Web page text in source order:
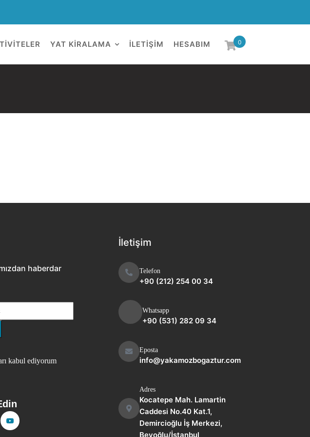
0
YAT KİRALAMA İLETIŞIM HESABIM
haberdar
kabul ediyorum
İletişim
Telefon
+90 (212) 254 00 34
Whatsapp
+90 (531) 282 09 34
Eposta
info@yakamozbogaztur.com
Adres
Kocatepe Mah. Lamartin
Caddesi No.40 Kat.1,
Demircioğlu İş Merkezi,
Beyoğlu/İstanbul